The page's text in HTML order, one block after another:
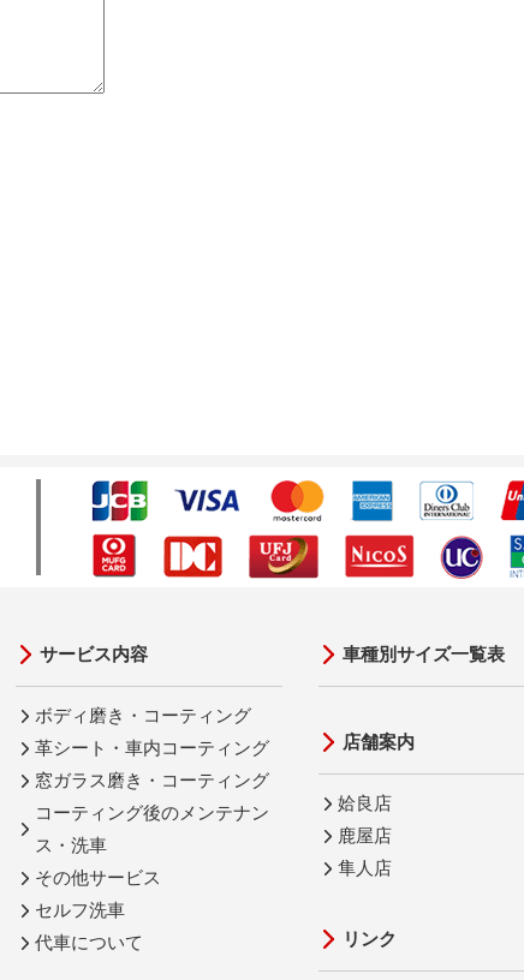
サービス内容
ボディ磨き・コーティング
革シート・車内コーティング
窓ガラス磨き・コーティング
コーティング後のメンテナン
ス・洗車
その他サービス
セルフ洗車
代車について
車種別サイズ一覧表
店舗案内
姶良店
鹿屋店
隼人店
リンク